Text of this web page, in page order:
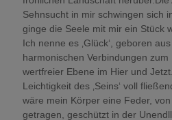
Sehnsucht in mir schwingen sich
ginge die Seele mit mir ein Stück
Ich nenne es ‚Glück‘, geboren
harmonischen Verbindungen
wertfreier Ebene im Hier und
Leichtigkeit des ‚Seins‘ voll
wäre mein Körper eine Feder,
getragen, geschützt in der